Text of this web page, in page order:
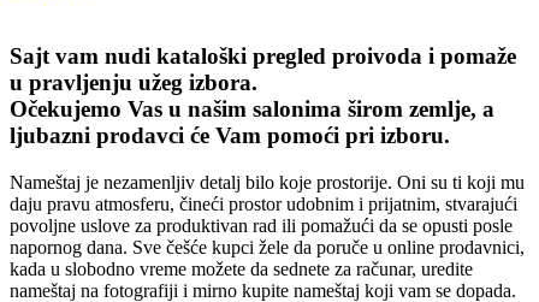
Sajt vam nudi kataloški pregled proivoda i pomaže
u pravljenju užeg izbora.
Očekujemo Vas u našim salonima širom zemlje, a
ljubazni prodavci će Vam pomoći pri izboru.
Nameštaj je nezamenljiv detalj bilo koje prostorije. Oni su ti koji mu
daju pravu atmosferu, čineći prostor udobnim i prijatnim, stvarajući
povoljne uslove za produktivan rad ili pomažući da se opusti posle
napornog dana. Sve češće kupci žele da poruče u online prodavnici,
kada u slobodno vreme možete da sednete za računar, uredite
nameštaj na fotografiji i mirno kupite nameštaj koji vam se dopada.